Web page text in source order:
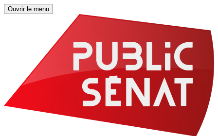
Ouvrir le menu